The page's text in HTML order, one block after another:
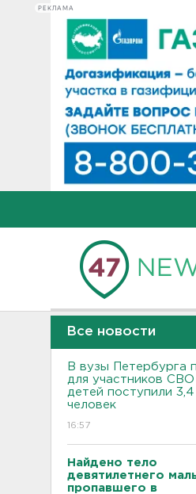
РЕКЛАМА
Все новости
В вузы Петербурга
для участников СВО
детей поступили
человек
16:57
Найдено тело
девятилетнего
пропавшего в